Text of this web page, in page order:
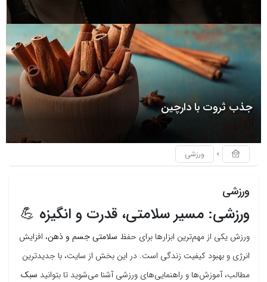
جذب ثروت با دارچین
ورزشی
ورزشی
ورزشی: مسیر سلامتی، قدرت و انگیزه 💪
ورزش یکی از مهم‌ترین ابزارها برای حفظ سلامتی جسم و ذهن، افزایش
انرژی و بهبود کیفیت زندگی است. در این بخش از سایت، با جدیدترین
مطالب، آموزش‌ها و راهنمایی‌های ورزشی آشنا می‌شوید تا بتوانید سبک